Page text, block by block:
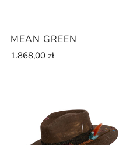
MEAN GREEN
1.868,00 zł